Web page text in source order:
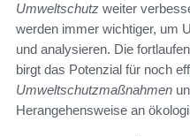
Umweltschutz weiter
werden immer wichtiger, um
und analysieren. Die
birgt das Potenzial für noch
Umweltschutzmaßnahmen
Herangehensweise an